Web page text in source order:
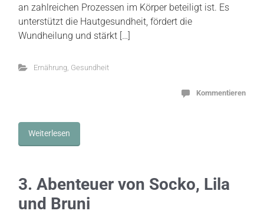
an zahlreichen Prozessen im Körper beteiligt ist. Es
unterstützt die Hautgesundheit, fördert die
Wundheilung und stärkt […]
Ernährung, Gesundheit
Kommentieren
Weiterlesen
3. Abenteuer von Socko, Lila
und Bruni